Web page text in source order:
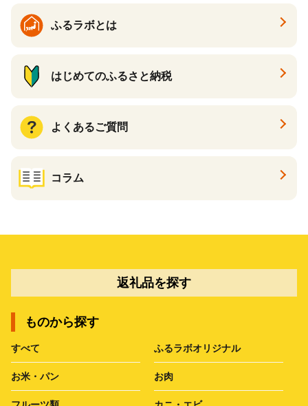
ふるラボとは
はじめてのふるさと納税
よくあるご質問
コラム
返礼品を探す
ものから探す
すべて ふるラボオリジナル
お米・パン お肉